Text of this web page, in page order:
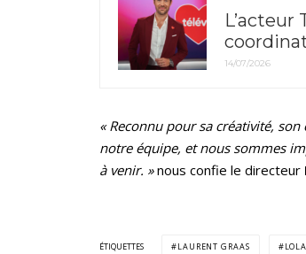
L’acteur
14/07/2026
« Reconnu pour sa créativité,
notre équipe, et nous sommes
à venir. »nous confie le directeur
ÉTIQUETTES LAURENT GRAAS LOLA